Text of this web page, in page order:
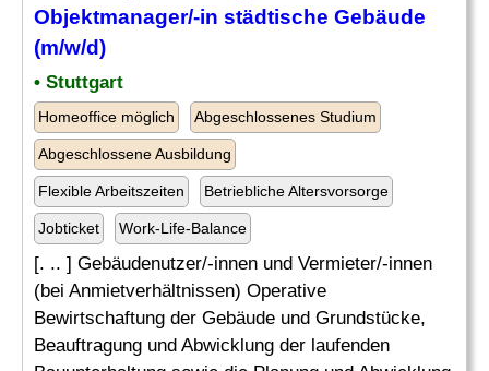
Objektmanager/-in städtische Gebäude
(m/w/d)
• Stuttgart
Homeoffice möglich Abgeschlossenes Studium
Abgeschlossene Ausbildung
Flexible Arbeitszeiten Betriebliche Altersvorsorge
Jobticket Work-Life-Balance
[. .. ] Gebäudenutzer/-innen und Vermieter/-innen
(bei Anmietverhältnissen) Operative
Bewirtschaftung der Gebäude und Grundstücke,
Beauftragung und Abwicklung der laufenden